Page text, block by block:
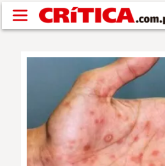
Pasar al contenido principal
NACIONAL
POLÍTICA